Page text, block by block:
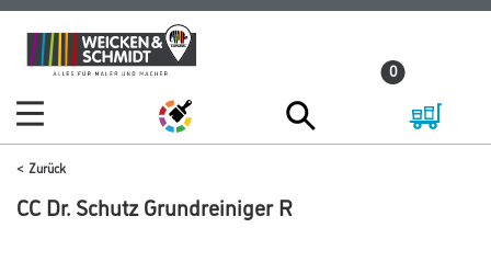
Zum
Inhalt
Zum
Navigationsmenü
0
Zurück
CC Dr. Schutz Grundreiniger R